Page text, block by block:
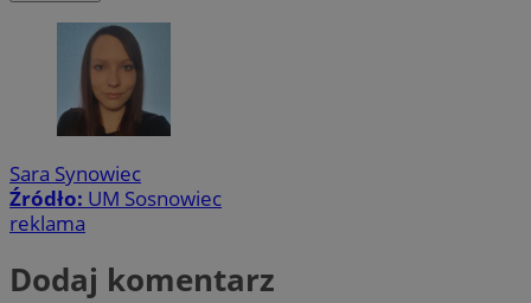
Sara Synowiec
Źródło: UM Sosnowiec
reklama
Dodaj komentarz